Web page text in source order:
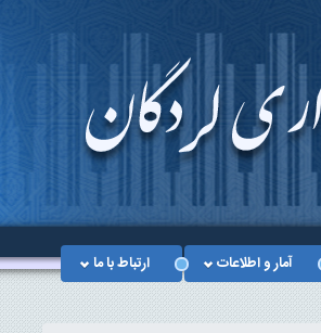
آمار و اطلاعات ارتباط با ما